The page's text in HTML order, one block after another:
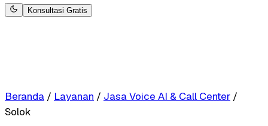
Konsultasi Gratis
Beranda / Layanan / Jasa Voice AI & Call Center /
Solok